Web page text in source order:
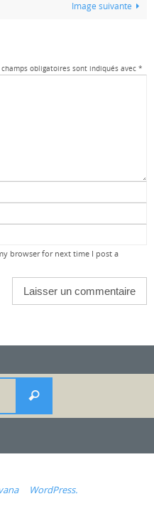
Image suivante
champs obligatoires sont indiqués avec *
browser for next time I post a
Recherche
& WordPress.